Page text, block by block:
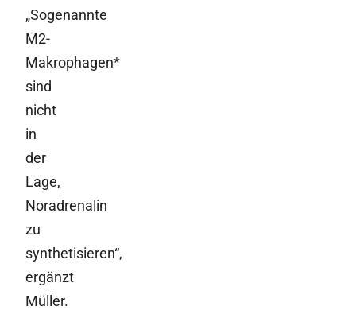
„Sogenannte
M2-
Makrophagen*
sind
nicht
in
der
Lage,
Noradrenalin
zu
synthetisieren“,
ergänzt
Müller.